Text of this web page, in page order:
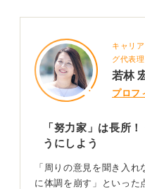
キャリ
グ代表
若林
プロフ
「努力家」は長所
うにしよう
「周りの意見を聞き入
に体調を崩す」といった